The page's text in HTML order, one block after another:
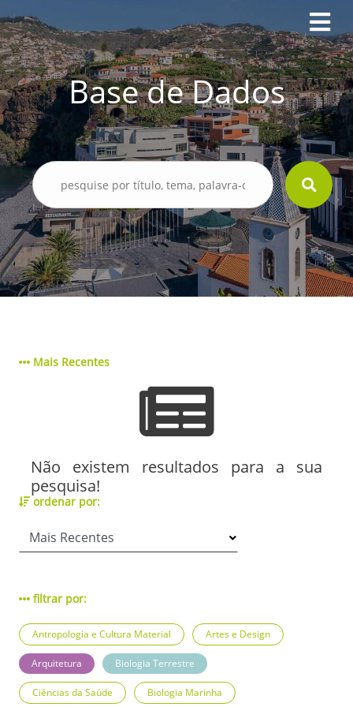
Base de Dados
Mais Recentes
Não existem resultados para a sua
pesquisa!
ordenar por:
filtrar por:
Antropologia e Cultura Material Artes e Design
Arquitetura Biologia Terrestre
Ciências da Saúde Biologia Marinha